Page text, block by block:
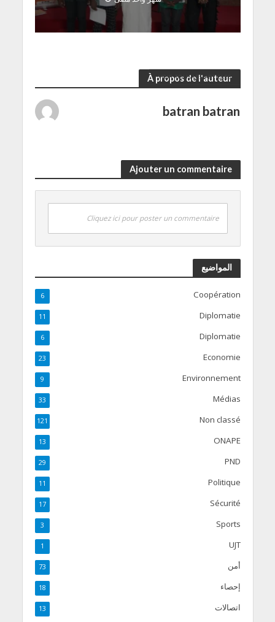
À propos de l'auteur
VOIR TOUS LES ARTICLES
batran batran
Ajouter un commentaire
Cliquez ici pour poster un commentaire
المواضيع
Coopération
6
Diplomatie
11
Diplomatie
6
Economie
23
Environnement
9
Médias
33
Non classé
121
ONAPE
13
PND
29
Politique
11
Sécurité
17
Sports
3
UJT
1
أمن 73
إحصاء 18
اتصالات 13